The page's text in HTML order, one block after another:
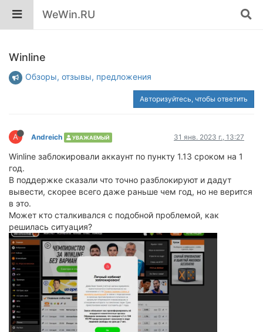
WeWin.RU
Winline
Обзоры, отзывы, предложения
Авторизуйтесь, чтобы ответить
A Andreich УВАЖАЕМЫЙ 31 янв. 2023 г., 13:27
Winline заблокировали аккаунт по пункту 1.13 сроком на 1
год.
В поддержке сказали что точно разблокируют и дадут
вывести, скорее всего даже раньше чем год, но не верится
в это.
Может кто сталкивался с подобной проблемой, как
решилась ситуация?